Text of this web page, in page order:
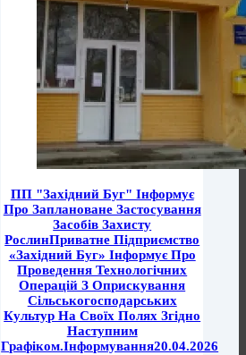
ПП "Західний Буг" Інформує
Про Заплановане Застосування
Засобів Захисту
РослинПриватне Підприємство
«Західний Буг» Інформує Про
Проведення Технологічних
Операцій З Оприскування
Сільськогосподарських
Культур На Своїх Полях Згідно
Наступним
Графіком.Інформування20.04.2026